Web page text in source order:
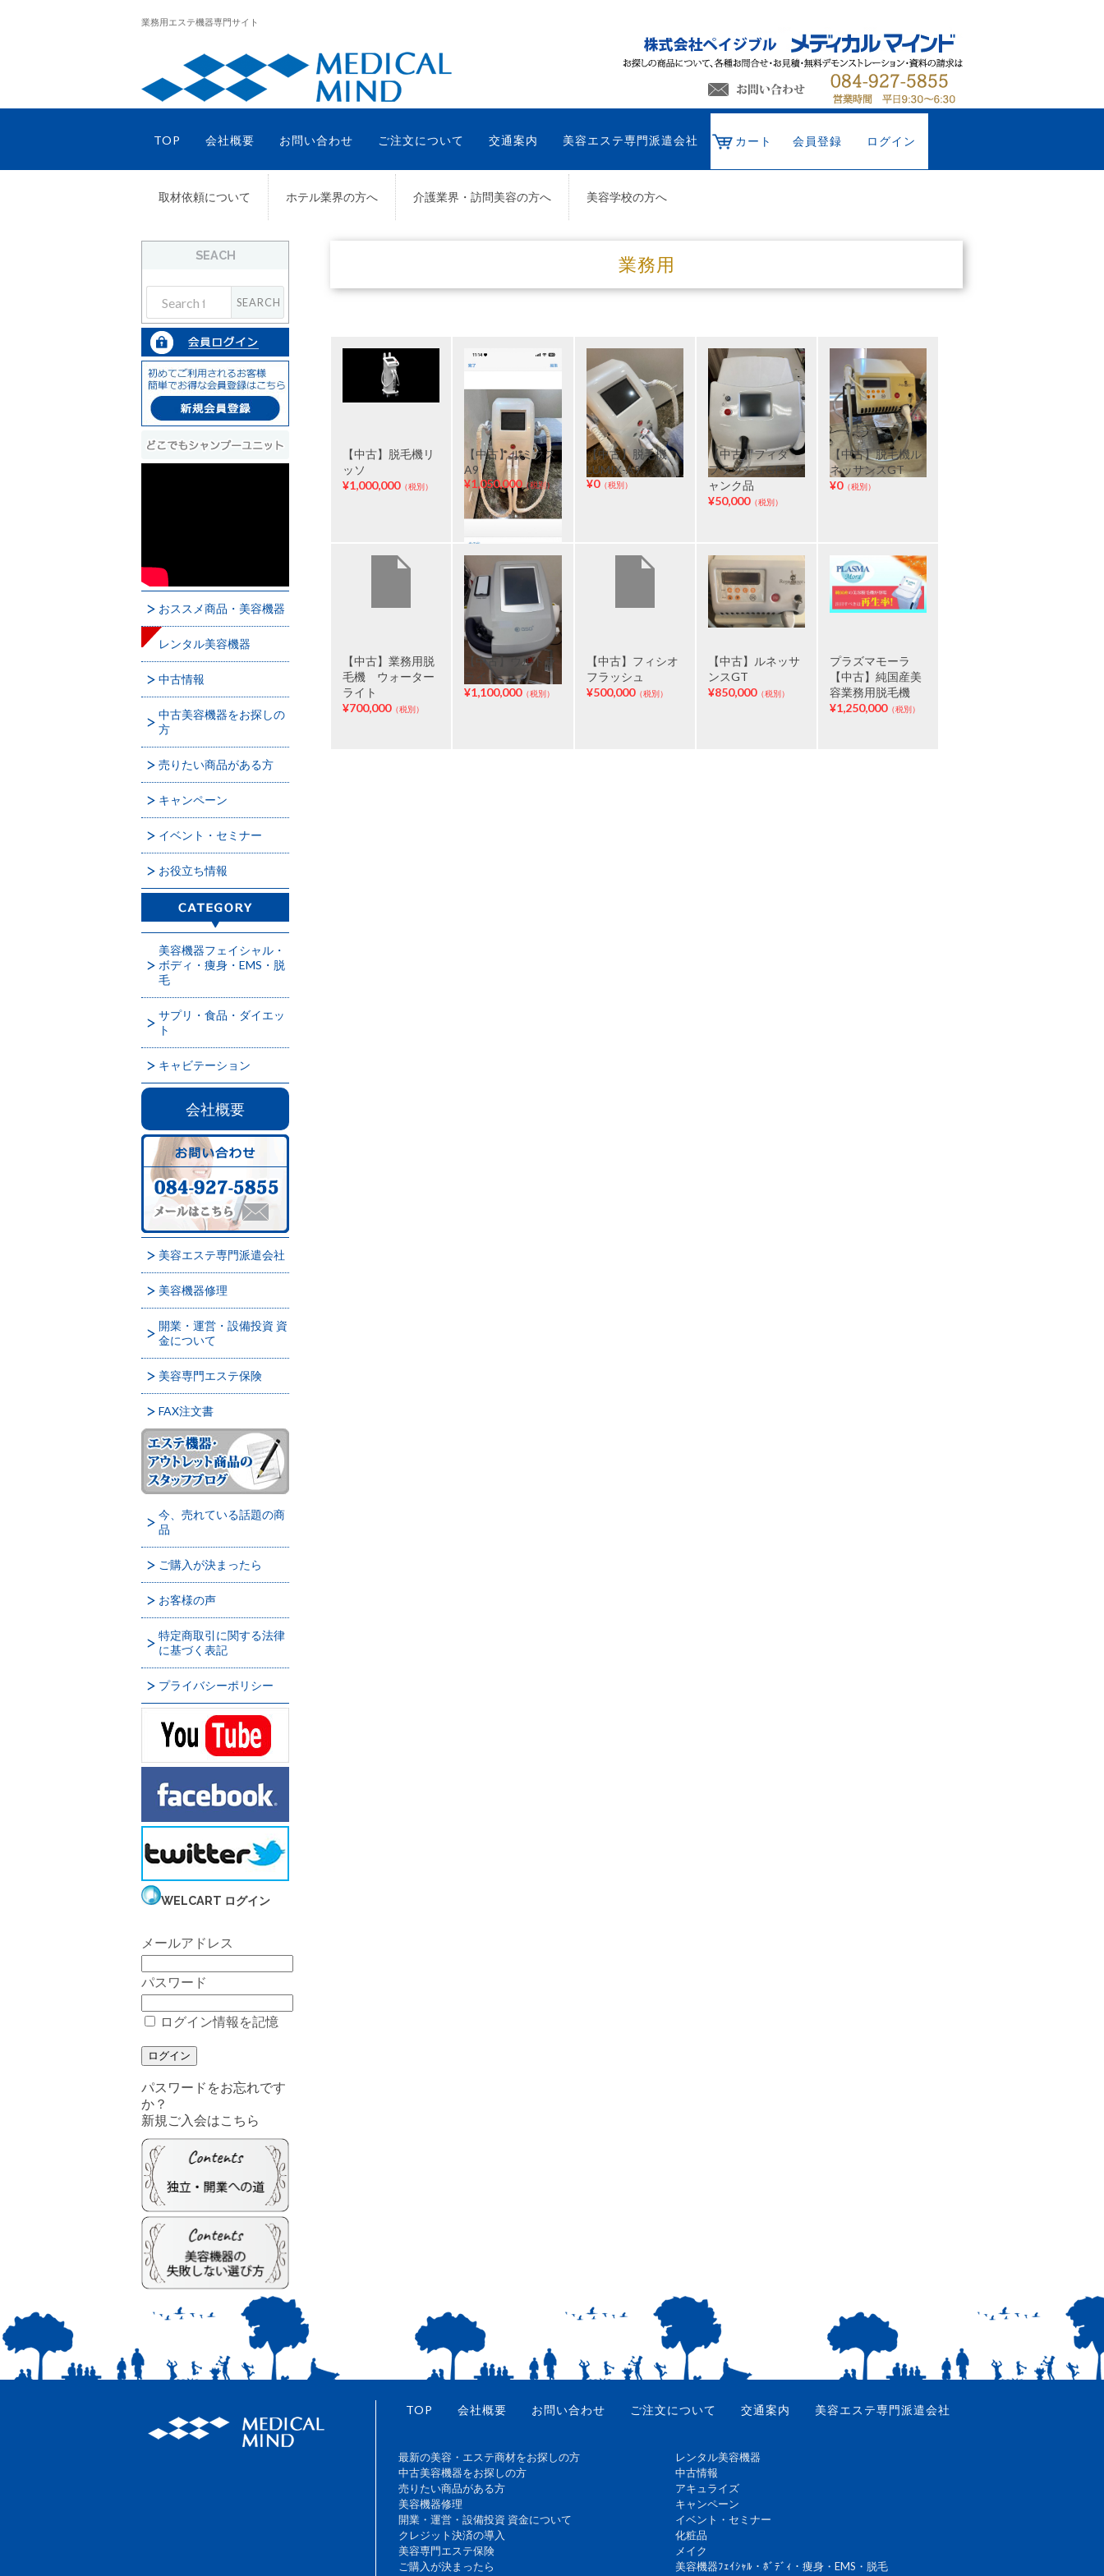
業務用エステ機器専門サイト
TOP 会社概要 お問い合わせ ご注文について 交通案内 美容エステ専門派遣会社 カート 会員登録 ログイン
取材依頼について ホテル業界の方へ 介護業界・訪問美容の方へ 美容学校の方へ
業務用
【中古】脱毛機リ
ッソ
¥1,000,000（税別）
【中古】ルミクス
A9
¥1,050,000（税別）
【中古】脱毛機
LUMIX-A9
¥0（税別）
【中古】フィダ
フラッシュGP1 ジ
ャンク品
¥50,000（税別）
【中古】脱毛機ル
ネッサンスGT
¥0（税別）
【中古】業務用脱
毛機 ウォーター
ライト
¥700,000（税別）
【中古】ウルトラ
ライト
¥1,100,000（税別）
【中古】フィシオ
フラッシュ
¥500,000（税別）
【中古】ルネッサ
ンスGT
¥850,000（税別）
プラズマモーラ
【中古】純国産美
容業務用脱毛機
¥1,250,000（税別）
SEACH
おススメ商品・美容機器
レンタル美容機器
中古情報
中古美容機器をお探しの
方
売りたい商品がある方
キャンペーン
イベント・セミナー
お役立ち情報
美容機器フェイシャル・
ボディ・痩身・EMS・脱
毛
サプリ・食品・ダイエッ
ト
キャビテーション
会社概要
美容エステ専門派遣会社
美容機器修理
開業・運営・設備投資 資
金について
美容専門エステ保険
FAX注文書
今、売れている話題の商
品
ご購入が決まったら
お客様の声
特定商取引に関する法律
に基づく表記
プライバシーポリシー
WELCART ログイン
メールアドレス
パスワード
ログイン情報を記憶
パスワードをお忘れです
か？
新規ご入会はこちら
TOP 会社概要 お問い合わせ ご注文について 交通案内 美容エステ専門派遣会社
最新の美容・エステ商材をお探しの方
中古美容機器をお探しの方
売りたい商品がある方
美容機器修理
開業・運営・設備投資 資金について
クレジット決済の導入
美容専門エステ保険
ご購入が決まったら
レンタル美容機器
中古情報
アキュライズ
キャンペーン
イベント・セミナー
化粧品
メイク
美容機器ﾌｪｲｼｬﾙ・ﾎﾞﾃﾞｨ・痩身・EMS・脱毛